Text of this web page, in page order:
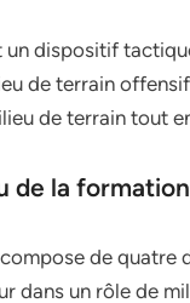
dispositif
de terrain
de terrain tout
de la
de quatre
dans un rôle de